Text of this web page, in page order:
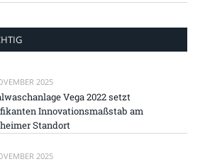
2025
Vega 2022 setzt
Innovationsmaßstab am
Standort
2025